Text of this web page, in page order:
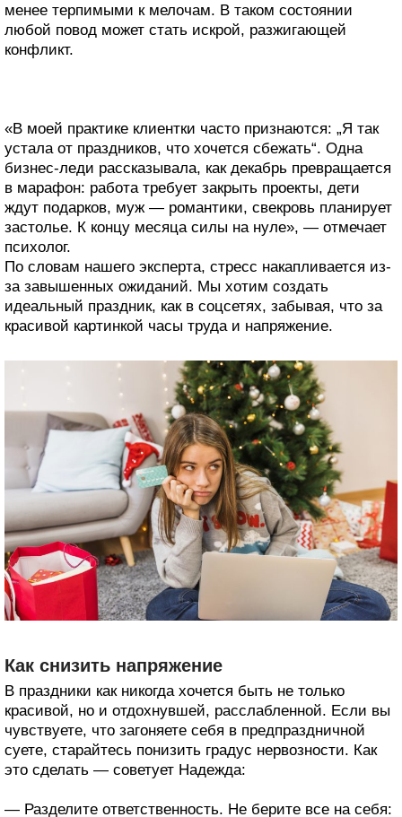
менее терпимыми к мелочам. В таком состоянии
любой повод может стать искрой, разжигающей
конфликт.
«В моей практике клиентки часто признаются: „Я так
устала от праздников, что хочется сбежать“. Одна
бизнес-леди рассказывала, как декабрь превращается
в марафон: работа требует закрыть проекты, дети
ждут подарков, муж — романтики, свекровь планирует
застолье. К концу месяца силы на нуле», — отмечает
психолог.
По словам нашего эксперта, стресс накапливается из-
за завышенных ожиданий. Мы хотим создать
идеальный праздник, как в соцсетях, забывая, что за
красивой картинкой часы труда и напряжение.
Как снизить напряжение
В праздники как никогда хочется быть не только
красивой, но и отдохнувшей, расслабленной. Если вы
чувствуете, что загоняете себя в предпраздничной
суете, старайтесь понизить градус нервозности. Как
это сделать — советует Надежда:
— Разделите ответственность. Не берите все на себя: